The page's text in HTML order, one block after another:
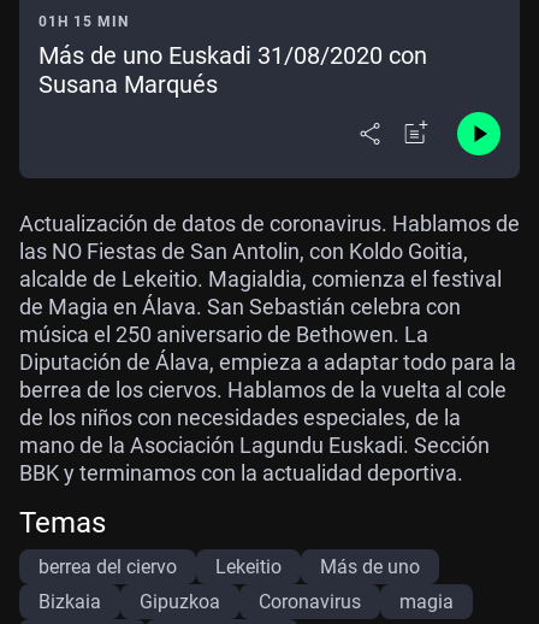
01H 15 MIN
Más de uno Euskadi 31/08/2020 con
Susana Marqués
Actualización de datos de coronavirus. Hablamos de
las NO Fiestas de San Antolin, con Koldo Goitia,
alcalde de Lekeitio. Magialdia, comienza el festival
de Magia en Álava. San Sebastián celebra con
música el 250 aniversario de Bethowen. La
Diputación de Álava, empieza a adaptar todo para la
berrea de los ciervos. Hablamos de la vuelta al cole
de los niños con necesidades especiales, de la
mano de la Asociación Lagundu Euskadi. Sección
BBK y terminamos con la actualidad deportiva.
Temas
berrea del ciervo Lekeitio
Más de uno
Bizkaia
Gipuzkoa Coronavirus
magia